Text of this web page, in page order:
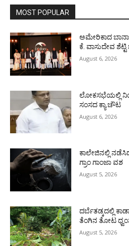
MOST POPULAR
ಅಮೇರಿಕಾದ
ಕೆ. ವಾಸುದೇವ ಶೆಟ್ಟಿ
August 6, 2026
ಲೋಕಸಭೆಯಲ್ಲಿ
ಸಂಸದ ಕ್ಯಾ.ಚೌಟ
August 6, 2026
ಕಾಲೇಜಿನಲ್ಲಿ
ಗ್ರಾಂ ಗಾಂಜಾ ವಶ
August 5, 2026
ದರ್ಬೆತಡ್ಕದಲ್ಲಿ
ತೆಂಗಿನ ತೋಟ
August 5, 2026